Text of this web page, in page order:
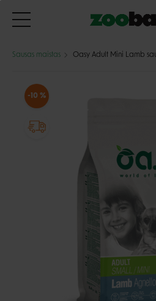
Sausas maistas Oasy Adult Mini Lamb
-10 %